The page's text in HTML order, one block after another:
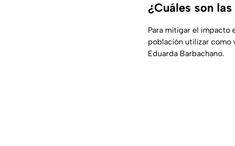
¿Cuáles son
Para mitigar el impacto
población utilizar como
Eduarda Barbachano.